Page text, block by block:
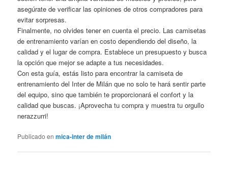
asegúrate de verificar las opiniones de otros compradores para
evitar sorpresas.
Finalmente, no olvides tener en cuenta el precio. Las camisetas
de entrenamiento varían en costo dependiendo del diseño, la
calidad y el lugar de compra. Establece un presupuesto y busca
la opción que mejor se adapte a tus necesidades.
Con esta guía, estás listo para encontrar la camiseta de
entrenamiento del Inter de Milán que no solo te hará sentir parte
del equipo, sino que también te proporcionará el confort y la
calidad que buscas. ¡Aprovecha tu compra y muestra tu orgullo
nerazzurri!
Publicado en mica-inter de milán